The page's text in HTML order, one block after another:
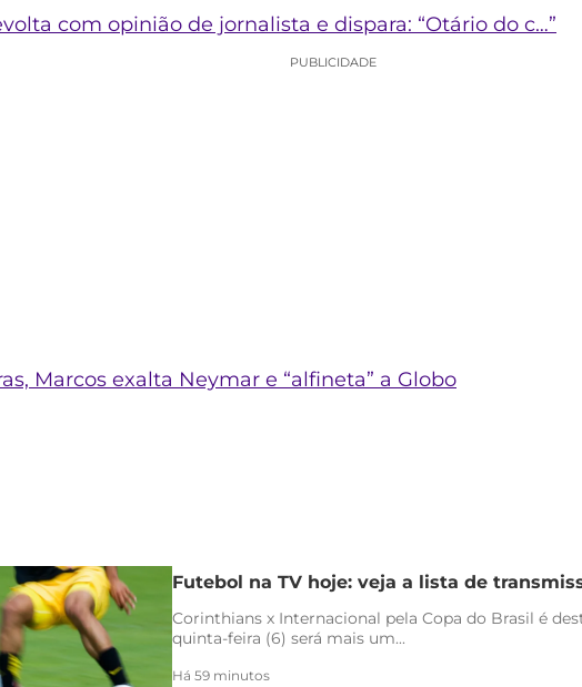
com opinião de jornalista e dispara: “Otário do c…”
PUBLICIDADE
Marcos exalta Neymar e “alfineta” a Globo
Futebol na TV hoje: veja a lista de
Corinthians x Internacional pela Copa do Brasil é
quinta-feira (6) será mais um...
Há 59 minutos